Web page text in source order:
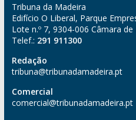
Tribuna da Madeira
Edifício O Liberal, Parque
Lote n.º 7, 9304-006 Câmara
Telef.: 291 911300
Redação
tribuna@tribunadamadeira.pt
Comercial
comercial@tribunadamadeira.pt